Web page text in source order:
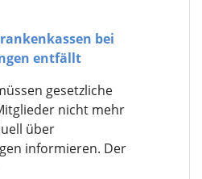
bei
entfällt
gesetzliche
nicht mehr
über
informieren. Der